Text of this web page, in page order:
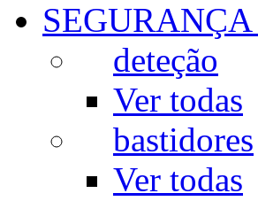
deteção
Ver todas
bastidores
Ver todas